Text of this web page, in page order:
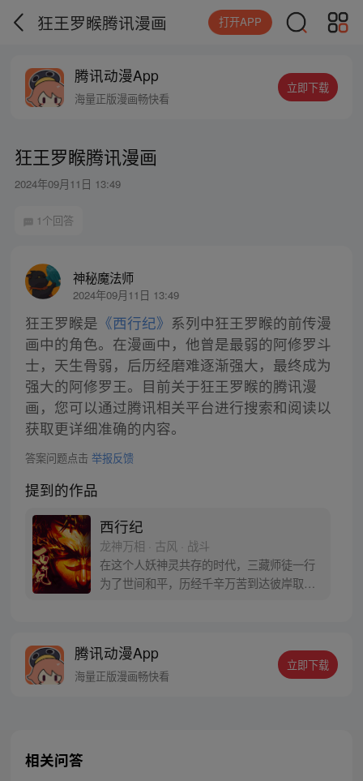
狂王罗睺腾讯漫画 打开APP
腾讯动漫App
海量正版漫画畅快看
立即下载
狂王罗睺腾讯漫画
2024年09月11日 13:49
1个回答
神秘魔法师
2024年09月11日 13:49
狂王罗睺是 《西行纪》 系列中狂王罗睺的前传漫
画中的角色。在漫画中，他曾是最弱的阿修罗斗
士，天生骨弱，后历经磨难逐渐强大，最终成为
强大的阿修罗王。目前关于狂王罗睺的腾讯漫
画，您可以通过腾讯相关平台进行搜索和阅读以
获取更详细准确的内容。
答案问题点击 举报反馈
提到的作品
西行纪
龙神万相 · 古风 · 战斗
在这个人妖神灵共存的时代，三藏师徒一行
为了世间和平，历经千辛万苦到达彼岸取
辞万难，找到唐三藏大法师，和他一起重新
寻回徒弟们，组成全新“西行小队”，再度踏
腾讯动漫App
海量正版漫画畅快看
立即下载
相关问答